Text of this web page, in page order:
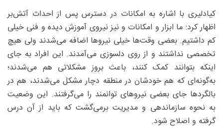
کیادلیری با اشاره به امکانات در دسترس پس از احداث آتش‌بر
اظهار کرد: ما ابزار و امکانات و نیز نیروی آموزش دیده و فنی خیلی
کم داشتیم. بعضی وقت‌ها خیلی نیروها اضافه می‌شدند ولی هیچ
تخصصی نداشتند و از روی دلسوزی می‌آمدند. این افراد به جای
اینکه بتوانند کمک کنند، باعث بروز مشکلاتی هم می‌شدند؛
به‌گونه‌ای که هم خودشان در منطقه دچار مشکل می‌شدند، هم در
بالگردها جای بعضی نیروهای توانمند را می‌گرفتند. این وضعیت
به نحوه سازماندهی و مدیریت برمی‌گشت که باید از آن درس
گرفته و اصلاح شود.